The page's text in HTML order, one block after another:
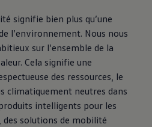
signifie bien plus qu’une
l’environnement. Nous nous
sur l’ensemble de la
Cela signifie une
des ressources, le
climatiquement neutres dans
intelligents pour les
solutions de mobilité